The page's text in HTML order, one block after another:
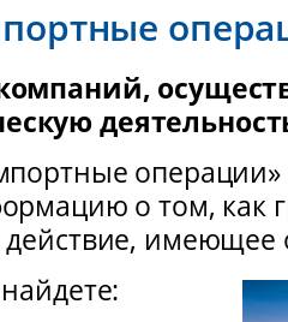
о том, как
действие,